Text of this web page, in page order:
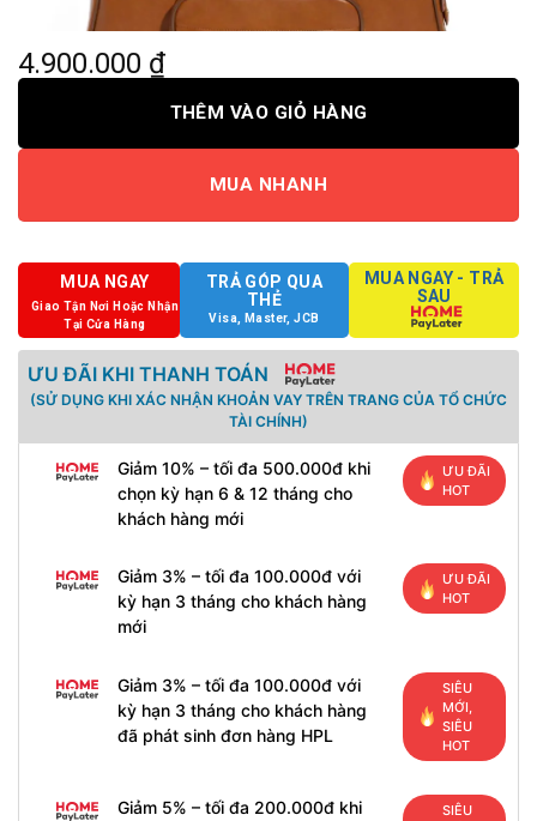
4.900.000 ₫
THÊM VÀO GIỎ HÀNG
MUA NHANH
MUA NGAY
Giao Tận Nơi Hoặc Nhận
Tại Cửa Hàng
TRẢ GÓP QUA
THẺ
Visa, Master, JCB
MUA NGAY - TRẢ
SAU
ƯU ĐÃI KHI THANH TOÁN
(SỬ DỤNG KHI XÁC NHẬN KHOẢN VAY TRÊN TRANG CỦA TỔ CHỨC
TÀI CHÍNH)
Giảm 10% – tối đa 500.000đ khi
chọn kỳ hạn 6 & 12 tháng cho
khách hàng mới
ƯU ĐÃI
HOT
Giảm 3% – tối đa 100.000đ với
kỳ hạn 3 tháng cho khách hàng
mới
ƯU ĐÃI
HOT
Giảm 3% – tối đa 100.000đ với
kỳ hạn 3 tháng cho khách hàng
đã phát sinh đơn hàng HPL
SIÊU
MỚI,
SIÊU
HOT
Giảm 5% – tối đa 200.000đ khi
SIÊU